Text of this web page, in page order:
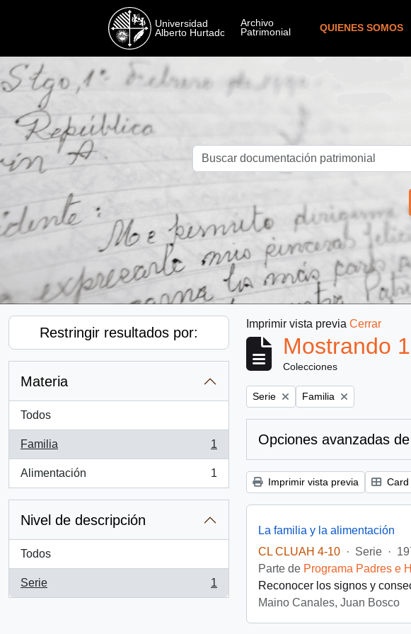
QUIENES SOMOS
Restringir resultados por:
Materia
Todos
Familia
, 1 resultados
1
Alimentación
, 1 resultados
1
Nivel de descripción
Todos
Serie
, 1 resultados
1
Imprimir vista previa Cerrar
Mostrando
Colecciones
Remove filter:
Serie Remove filter:
Familia
Opciones avanzadas
Imprimir vista previa Card
La familia y la alimentación
CL CLUAH 4-10 · Serie ·
Parte de Programa Padres e
Reconocer los signos y
Maino Canales, Juan Bosco